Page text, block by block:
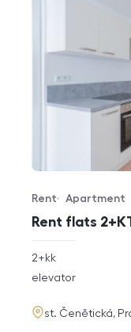
Rent flats
Offer type
Rent
Property type
Apartment
rozměry
2+kk
funkce
elevator
adresa
st. Čenětická,